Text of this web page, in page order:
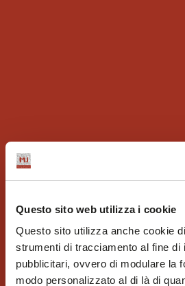
Questo sito web utilizza i cookie
Questo sito utilizza anche cookie
strumenti di tracciamento al fine di
pubblicitari, ovvero di modulare la
modo personalizzato al di là di